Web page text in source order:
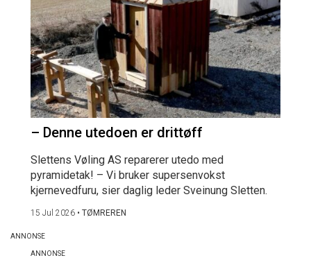
– Denne utedoen er drittøff
Slettens Vøling AS reparerer utedo med
pyramidetak! – Vi bruker supersenvokst
kjernevedfuru, sier daglig leder Sveinung Sletten.
15 Jul 2026 • TØMREREN